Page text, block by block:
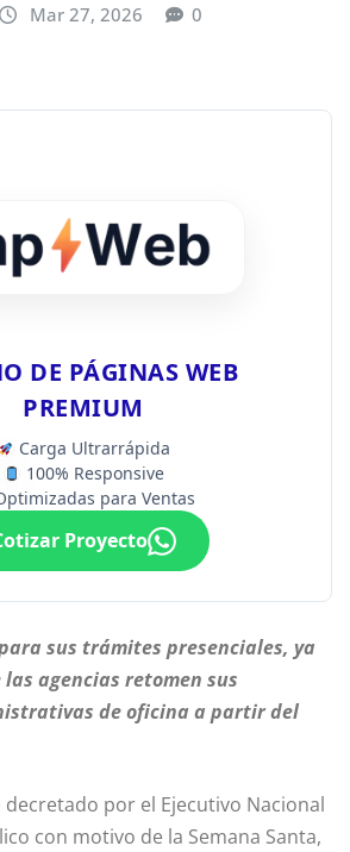
Mar 27, 2026 0
DE PÁGINAS WEB
PREMIUM
Carga Ultrarrápida
100% Responsive
para Ventas
Proyecto
sus trámites presenciales, ya
agencias retomen sus
de oficina a partir del
por el Ejecutivo Nacional
con motivo de la Semana Santa,